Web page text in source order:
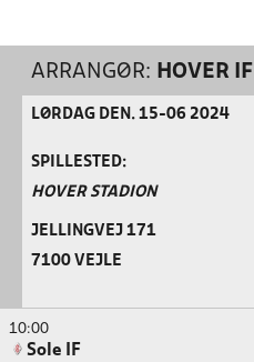
ARRANGØR: HOVER IF
LØRDAG DEN. 15-06 2024
SPILLESTED:
HOVER STADION
JELLINGVEJ 171
7100 VEJLE
10:00
Sole IF